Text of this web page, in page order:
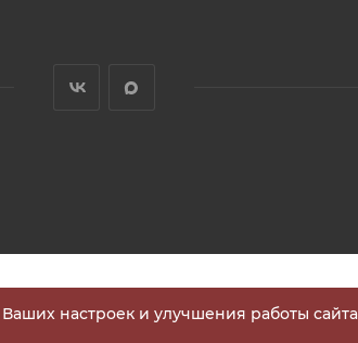
настроек и улучшения работы